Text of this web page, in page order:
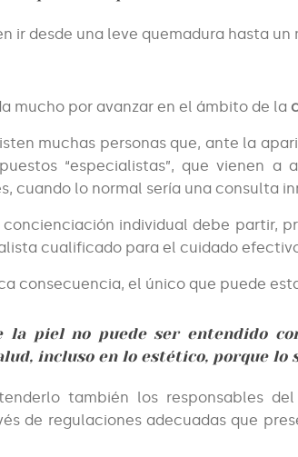
ir desde una leve quemadura hasta
mucho por avanzar en el ámbito de la
muchas personas que, ante la
“especialistas”, que vienen a
cuando lo normal sería una consulta
individual debe partir,
cualificado para el cuidado
consecuencia, el único que puede
la piel no puede ser entendido
incluso en lo estético, porque lo
también los responsables
de regulaciones adecuadas que